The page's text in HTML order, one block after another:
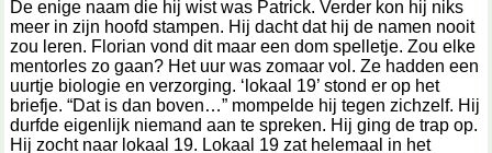
De enige naam die hij wist was Patrick. Verder kon hij niks
meer in zijn hoofd stampen. Hij dacht dat hij de namen nooit
zou leren. Florian vond dit maar een dom spelletje. Zou elke
mentorles zo gaan? Het uur was zomaar vol. Ze hadden een
uurtje biologie en verzorging. ‘lokaal 19’ stond er op het
briefje. “Dat is dan boven…” mompelde hij tegen zichzelf. Hij
durfde eigenlijk niemand aan te spreken. Hij ging de trap op.
Hij zocht naar lokaal 19. Lokaal 19 zat helemaal in het